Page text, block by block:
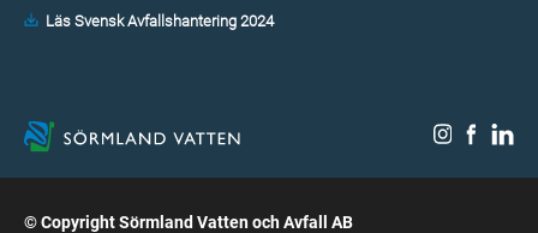
Läs Svensk Avfallshantering 2024
© Copyright Sörmland Vatten och Avfall AB